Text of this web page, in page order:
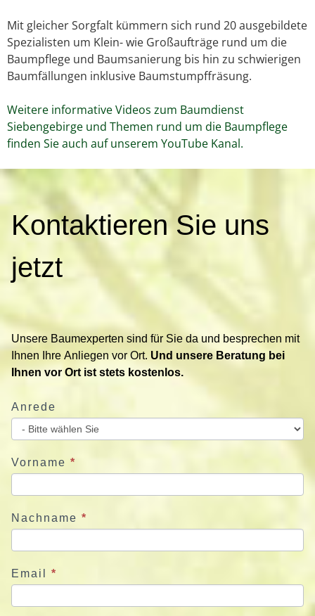
Mit gleicher Sorgfalt kümmern sich rund 20 ausgebildete
Spezialisten um Klein- wie Großaufträge rund um die
Baumpflege und Baumsanierung bis hin zu schwierigen
Baumfällungen inklusive Baumstumpffräsung.
Weitere informative Videos zum Baumdienst
Siebengebirge und Themen rund um die Baumpflege
finden Sie auch auf unserem YouTube Kanal.
o
n
t
e
r
e
S
e
u
n
s
e
t
Kontaktieren Sie uns
jetzt
Unsere Baumexperten sind für Sie da und besprechen mit
Ihnen Ihre Anliegen vor Ort. Und unsere Beratung bei
Ihnen vor Ort ist stets kostenlos.
Anrede
Vorname *
Nachname *
Email *